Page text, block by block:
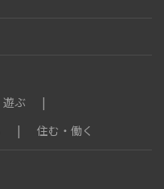
遊ぶ
住む・働く